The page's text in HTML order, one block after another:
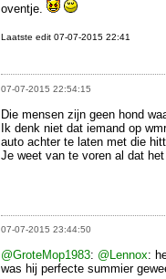
oventje.
Laatste edit 07-07-2015 22:41
07-07-2015 22:54:15
Die mensen zijn geen hond
Ik denk niet dat iemand op
auto achter te laten met die
Je weet van te voren al dat
07-07-2015 23:44:50
@GroteMop1983: @Lennox:
was hij perfecte summier